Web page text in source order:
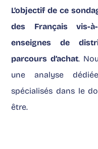
L’objectif de ce
des Français vis-
enseignes de
parcours d’achat.
une analyse
spécialisés dans le
être.